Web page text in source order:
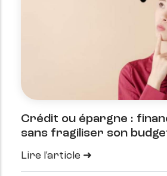
Crédit ou épargne :
sans fragiliser son
Lire l'article